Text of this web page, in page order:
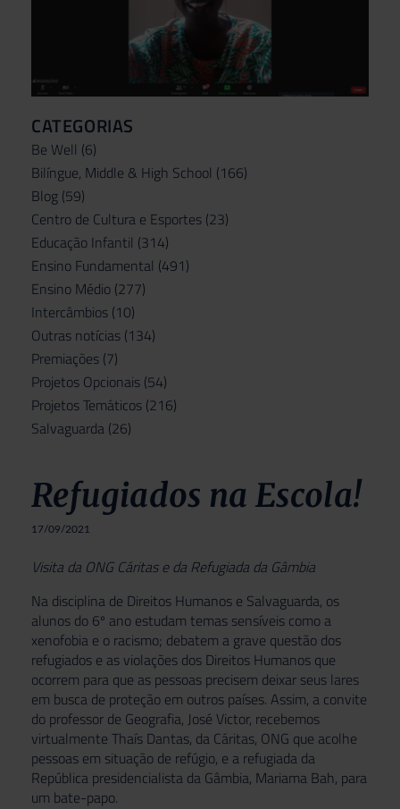
CATEGORIAS
Be Well (6)
Bilíngue, Middle & High School (166)
Blog (59)
Centro de Cultura e Esportes (23)
Educação Infantil (314)
Ensino Fundamental (491)
Ensino Médio (277)
Intercâmbios (10)
Outras notícias (134)
Premiações (7)
Projetos Opcionais (54)
Projetos Temáticos (216)
Salvaguarda (26)
Refugiados na Escola!
17/09/2021
Visita da ONG Cáritas e da Refugiada da Gâmbia
Na disciplina de Direitos Humanos e Salvaguarda, os
alunos do 6º ano estudam temas sensíveis como a
xenofobia e o racismo; debatem a grave questão dos
refugiados e as violações dos Direitos Humanos que
ocorrem para que as pessoas precisem deixar seus lares
em busca de proteção em outros países. Assim, a convite
do professor de Geografia, José Victor, recebemos
virtualmente Thaís Dantas, da Cáritas, ONG que acolhe
pessoas em situação de refúgio, e a refugiada da
República presidencialista da Gâmbia, Mariama Bah, para
um bate-papo.